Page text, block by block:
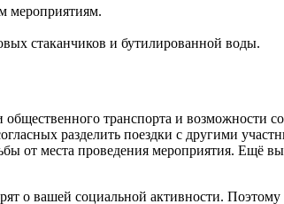
мероприятиям.
стаканчиков и бутилированной воды.
транспорта и возможности
разделить поездки с другими
от места проведения мероприятия. Ещё
о вашей социальной активности.